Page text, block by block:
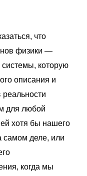
что
физики —
которую
описания и
для любой
хотя бы нашего
самом деле, или
когда мы